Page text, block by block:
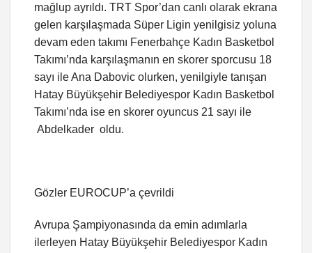
mağlup ayrıldı. TRT Spor’dan canlı olarak ekrana
gelen karşılaşmada Süper Ligin yenilgisiz yoluna
devam eden takımı Fenerbahçe Kadın Basketbol
Takımı’nda karşılaşmanın en skorer sporcusu 18
sayı ile Ana Dabovic olurken, yenilgiyle tanışan
Hatay Büyükşehir Belediyespor Kadın Basketbol
Takımı’nda ise en skorer oyuncus 21 sayı ile
Abdelkader oldu.
Gözler EUROCUP’a çevrildi
Avrupa Şampiyonasında da emin adımlarla
ilerleyen Hatay Büyükşehir Belediyespor Kadın